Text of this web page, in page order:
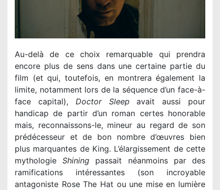
Au-delà de ce choix remarquable qui prendra
encore plus de sens dans une certaine partie du
film (et qui, toutefois, en montrera également la
limite, notamment lors de la séquence d’un face-à-
face capital), Doctor Sleep avait aussi pour
handicap de partir d’un roman certes honorable
mais, reconnaissons-le, mineur au regard de son
prédécesseur et de bon nombre d’œuvres bien
plus marquantes de King. L’élargissement de cette
mythologieShining passait néanmoins par des
ramifications intéressantes (son incroyable
antagoniste Rose The Hat ou une mise en lumière